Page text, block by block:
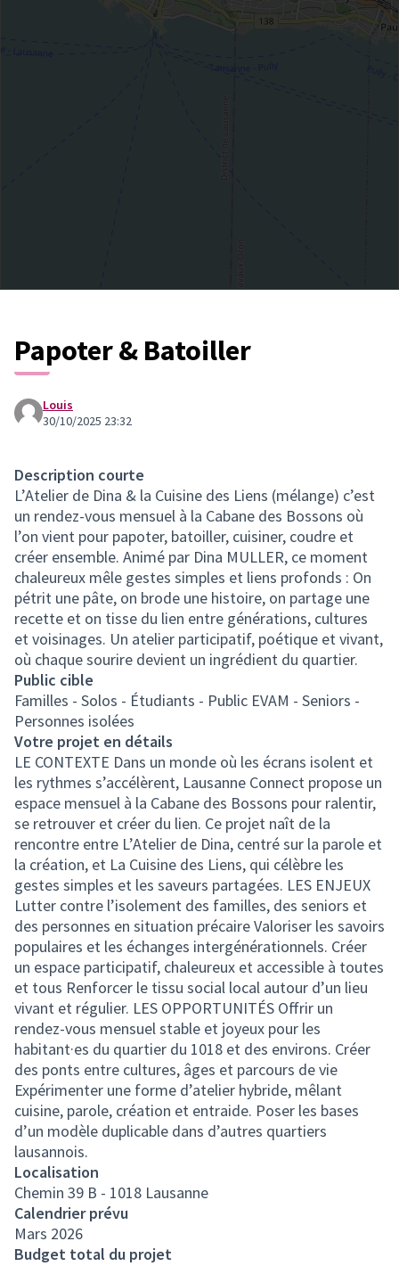
Papoter & Batoiller
Louis
30/10/2025 23:32
Description courte
L’Atelier de Dina & la Cuisine des Liens (mélange) c’est
un rendez-vous mensuel à la Cabane des Bossons où
l’on vient pour papoter, batoiller, cuisiner, coudre et
créer ensemble. Animé par Dina MULLER, ce moment
chaleureux mêle gestes simples et liens profonds : On
pétrit une pâte, on brode une histoire, on partage une
recette et on tisse du lien entre générations, cultures
et voisinages. Un atelier participatif, poétique et vivant,
où chaque sourire devient un ingrédient du quartier.
Public cible
Familles - Solos - Étudiants - Public EVAM - Seniors -
Personnes isolées
Votre projet en détails
LE CONTEXTE Dans un monde où les écrans isolent et
les rythmes s’accélèrent, Lausanne Connect propose un
espace mensuel à la Cabane des Bossons pour ralentir,
se retrouver et créer du lien. Ce projet naît de la
rencontre entre L’Atelier de Dina, centré sur la parole et
la création, et La Cuisine des Liens, qui célèbre les
gestes simples et les saveurs partagées. LES ENJEUX
Lutter contre l’isolement des familles, des seniors et
des personnes en situation précaire Valoriser les savoirs
populaires et les échanges intergénérationnels. Créer
un espace participatif, chaleureux et accessible à toutes
et tous Renforcer le tissu social local autour d’un lieu
vivant et régulier. LES OPPORTUNITÉS Offrir un
rendez-vous mensuel stable et joyeux pour les
habitant·es du quartier du 1018 et des environs. Créer
des ponts entre cultures, âges et parcours de vie
Expérimenter une forme d’atelier hybride, mêlant
cuisine, parole, création et entraide. Poser les bases
d’un modèle duplicable dans d’autres quartiers
lausannois.
Localisation
Chemin 39 B - 1018 Lausanne
Calendrier prévu
Mars 2026
Budget total du projet